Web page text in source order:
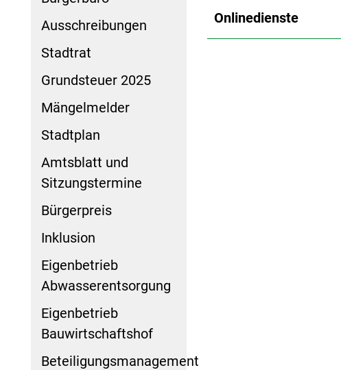
Ausschreibungen
Stadtrat
Grundsteuer 2025
Mängelmelder
Stadtplan
Amtsblatt und
Sitzungstermine
Bürgerpreis
Inklusion
Eigenbetrieb
Abwasserentsorgung
Eigenbetrieb
Bauwirtschaftshof
Beteiligungsmanagement
Onlinedienste